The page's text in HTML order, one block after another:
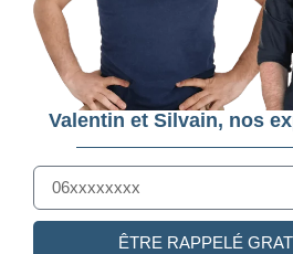
Valentin et Silvain, nos
ÊTRE RAPPELÉ